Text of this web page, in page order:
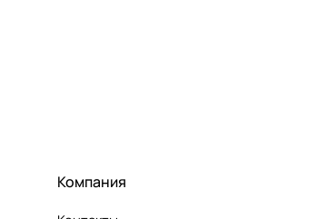
Компания